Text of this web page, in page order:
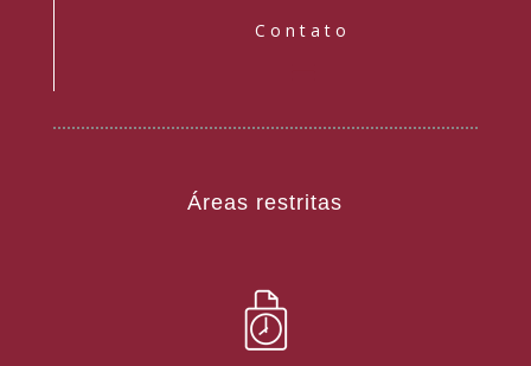
Contato
Áreas restritas